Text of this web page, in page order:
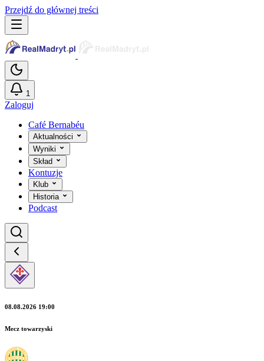
Przejdź do głównej treści
1
Zaloguj
Café Bernabéu
Aktualności
Wyniki
Skład
Kontuzje
Klub
Historia
Podcast
08.08.2026 19:00
Mecz towarzyski